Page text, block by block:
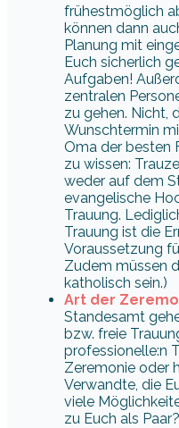
frühestmöglich
können dann
Planung mit
Euch sicherlich
Aufgaben!
zentralen
zu gehen. Nicht,
Wunschtermin
Oma der besten
zu wissen:
weder auf dem
evangelische
Trauung.
Trauung ist die
Voraussetzung
Zudem müssen
katholisch sein.)
Art der
Standesamt
bzw. freie
professionelle:n
Zeremonie oder
Verwandte, die
viele
zu Euch als Paar?